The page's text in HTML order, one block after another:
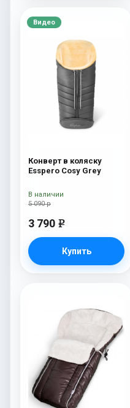
Видео
Конверт в коляску
Esspero Cosy Grey
5 090 р
3 790 e
Купить
В наличии